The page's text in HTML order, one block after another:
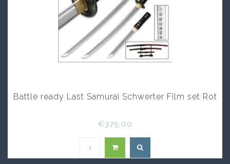
Battle ready Last Samurai Schwerter Film set Rot
€375,00